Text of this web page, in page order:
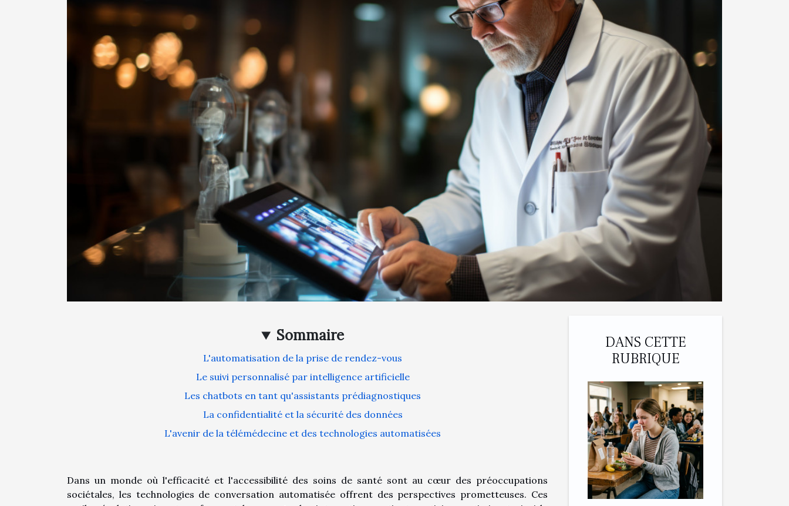
Sommaire
L'automatisation de la prise de rendez-vous
Le suivi personnalisé par intelligence artificielle
Les chatbots en tant qu'assistants prédiagnostiques
La confidentialité et la sécurité des données
L'avenir de la télémédecine et des technologies automatisées
Dans un monde où l'efficacité et l'accessibilité des soins de santé sont au cœur des préoccupations
sociétales, les technologies de conversation automatisée offrent des perspectives prometteuses. Ces
DANS CETTE
RUBRIQUE